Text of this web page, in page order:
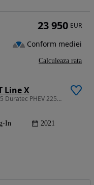
Line X
2488 cm3 • 225 CP • Ford Kuga ST-Line X 2.5 Duratec PHEV 225CP FWD
In 2021
23 950 EUR
Conform mediei
Calculeaza rata